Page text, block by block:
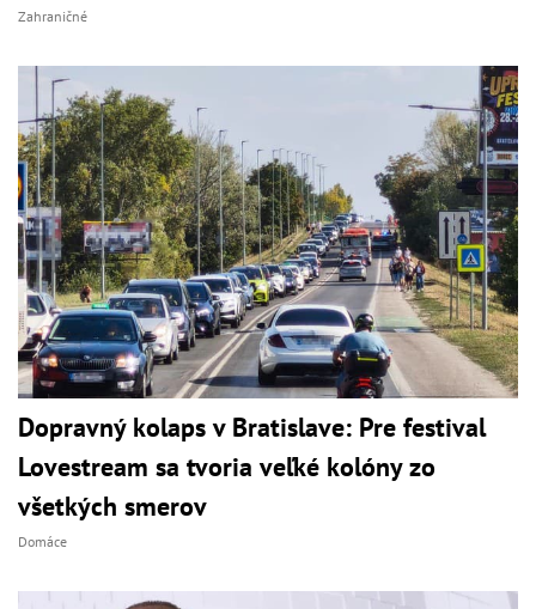
Zahraničné
Dopravný kolaps v Bratislave: Pre festival
Lovestream sa tvoria veľké kolóny zo
všetkých smerov
Domáce